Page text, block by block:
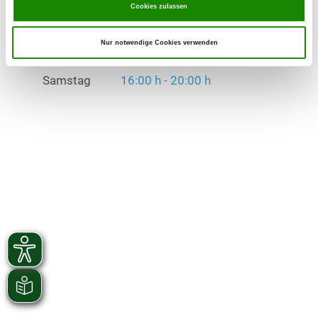
Cookies zulassen
Nur notwendige Cookies verwenden
Montag 16:00 h - 20:00 h
Donnerstag 16:00 h - 20:00 h
Samstag 16:00 h - 20:00 h